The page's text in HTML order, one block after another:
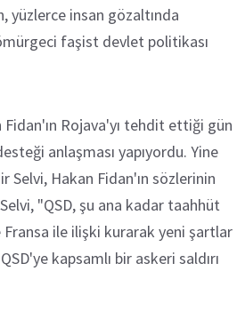
yüzlerce insan gözaltında
faşist devlet politikası
Rojava'yı tehdit ettiği gün
anlaşması yapıyordu. Yine
Selvi, Hakan Fidan'ın sözlerinin
"QSD, şu ana kadar taahhüt
ile ilişki kurarak yeni şartlar
kapsamlı bir askeri saldırı